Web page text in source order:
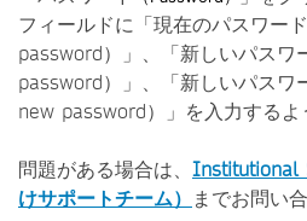
フィールドに「現在のパスワー
password）」、「新しいパスワ
password）」、「新しいパスワ
new password）」を入力するよ
問題がある場合は、 Institutional
けサポートチーム） までお問い